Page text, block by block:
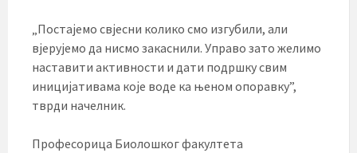
„Постајемо свјесни колико смо изгубили, али
вјерујемо да нисмо закаснили. Управо зато желимо
наставити активности и дати подршку свим
иницијативама које воде ка њеном опоравку”,
тврди начелник.
Професорица Биолошког факултета